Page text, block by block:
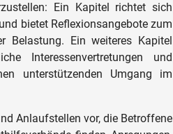
Ein Kapitel richtet sich
bietet Reflexionsangebote zum
Belastung. Ein weiteres Kapitel
Interessenvertretungen und
unterstützenden Umgang im
Anlaufstellen vor, die Betroffene